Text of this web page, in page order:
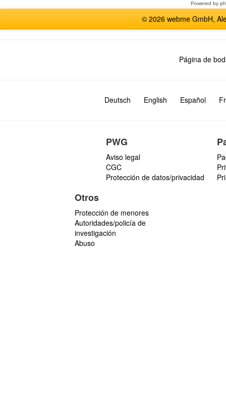
Powered by
© 2026 webme GmbH,
Página de
Deutsch English Español
PWG
Aviso legal
CGC
Protección de datos/privacidad
Otros
Protección de menores
Autoridades/policía de
investigación
Abuso